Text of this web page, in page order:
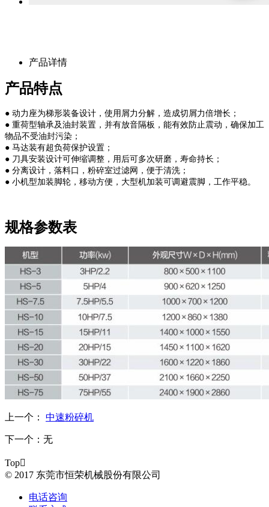
产品详情
产品特点
● 动力座为梯形装备设计，使用屑力分解，造成切屑力倍增长；
● 重荷型轴承及油封装置，并有放音隔板，能有效防止震动，确保加工
物品不受油封污染；
● 马达装有超负荷保护设置；
● 刀具安装设计可伸缩调整，用后可多次研磨，寿命持长；
● 分离设计，落料口，粉碎室过滤网，便于清洗；
● 小机型加装脚轮，移动方便，大型机加装可调避震脚，工作平稳。
规格参数表
上一个： 中速粉碎机
下一个： 无
Top
© 2017 东莞市恒荣机械股份有限公司
电话咨询